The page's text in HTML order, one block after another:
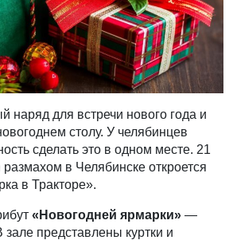
наряд для встречи нового года и
столу. У челябинцев
сделать это в одном месте. 21
в Челябинске откроется
в Тракторе».
«Новогодней ярмарки» —
представлены куртки и